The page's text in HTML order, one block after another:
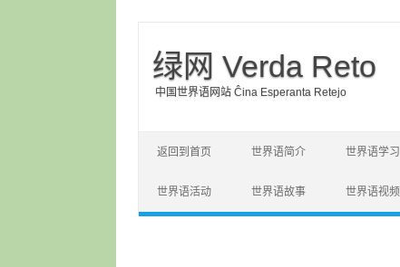
绿网 Verda Reto
中国世界语网站 Ĉina Esperanta Retejo
返回到首页 世界语简介 世界语学习
世界语活动 世界语故事 世界语视频